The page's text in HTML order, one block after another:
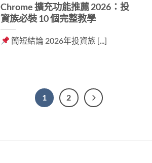
Chrome 擴充功能推薦 2026：投
資族必裝 10 個完整教學
簡短結論 2026年投資族 [...]
1 2